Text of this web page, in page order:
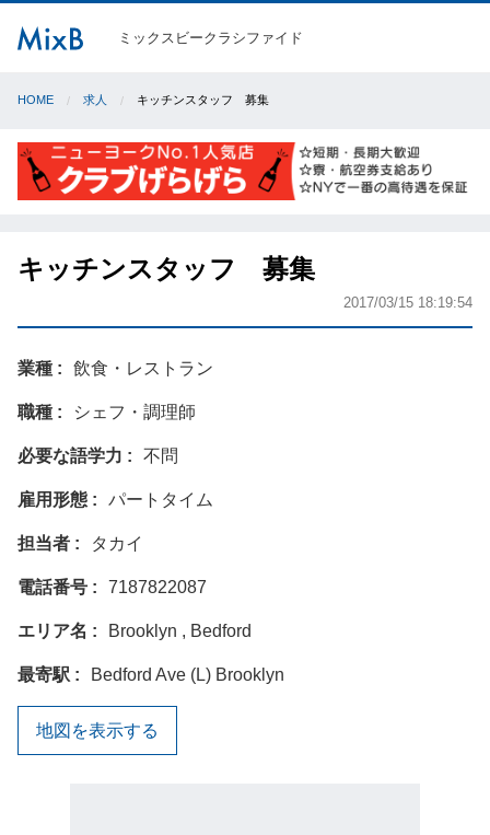
ミックスビークラシファイド
HOME 求人 キッチンスタッフ 募集
キッチンスタッフ 募集
2017/03/15 18:19:54
業種 飲食・レストラン
職種 シェフ・調理師
必要な語学力 不問
雇用形態 パートタイム
担当者 タカイ
電話番号 7187822087
エリア名 Brooklyn , Bedford
最寄駅 Bedford Ave (L) Brooklyn
地図を表示する